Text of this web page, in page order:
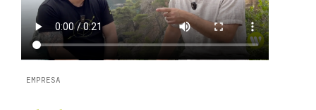
EMPRESA